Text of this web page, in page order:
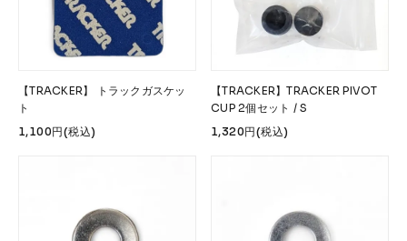
【TRACKER】 トラックガスケッ
ト
1,100円(税込)
【TRACKER】TRACKER PIVOT
CUP 2個セット / S
1,320円(税込)